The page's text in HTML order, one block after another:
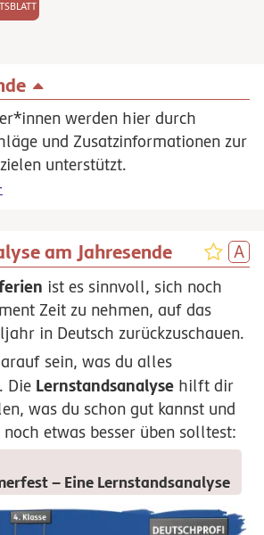
werden hier durch
und Zusatzinformationen zur
unterstützt.
am Jahresende
ist es sinnvoll, sich noch
Zeit zu nehmen, auf das
in Deutsch zurückzuschauen.
sein, was du alles
Die Lernstandsanalyse hilft dir
was du schon gut kannst und
etwas besser üben solltest:
– Eine Lernstandsanalyse